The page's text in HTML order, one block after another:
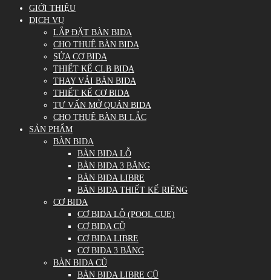
GIỚI THIỆU
DỊCH VỤ
LẮP ĐẶT BÀN BIDA
CHO THUÊ BÀN BIDA
SỬA CƠ BIDA
THIẾT KẾ CLB BIDA
THAY VẢI BÀN BIDA
THIẾT KẾ CƠ BIDA
TƯ VẤN MỞ QUÁN BIDA
CHO THUÊ BÀN BI LẮC
SẢN PHẨM
BÀN BIDA
BÀN BIDA LỖ
BÀN BIDA 3 BĂNG
BÀN BIDA LIBRE
BÀN BIDA THIẾT KẾ RIÊNG
CƠ BIDA
CƠ BIDA LỖ (POOL CUE)
CƠ BIDA CŨ
CƠ BIDA LIBRE
CƠ BIDA 3 BĂNG
BÀN BIDA CŨ
BÀN BIDA LIBRE CŨ